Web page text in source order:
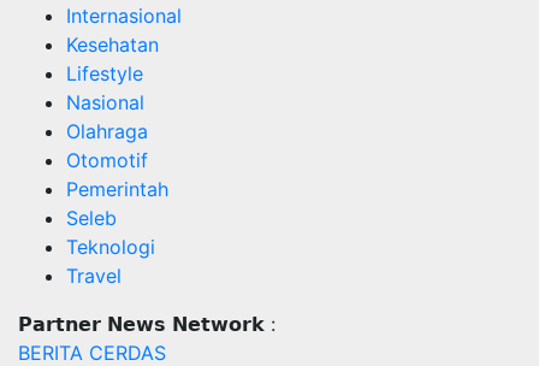
Internasional
Kesehatan
Lifestyle
Nasional
Olahraga
Otomotif
Pemerintah
Seleb
Teknologi
Travel
𝗣𝗮𝗿𝘁𝗻𝗲𝗿 𝗡𝗲𝘄𝘀 𝗡𝗲𝘁𝘄𝗼𝗿𝗸 :
BERITA CERDAS